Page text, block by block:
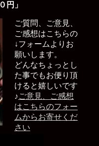
」
ご質問、ご意見、
ご感想はこちらの
↓フォームよりお
願いします。
どんなちょっとし
た事でもお便り頂
けると嬉しいです
♪ご意見、ご感想
はこちらのフォー
ムからお寄せくだ
さい